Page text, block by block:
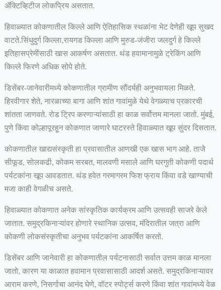
ॲक्टिव्हिटीज लोकप्रिय असतात.
हिवाळ्यात कोकणातील किल्ले आणि ऐतिहासिक स्थळांना भेट देणेही खूप सुखद
वाटते.सिंधुदुर्ग किल्ला,रायगड किल्ला आणि मुरुड-जंजीरा जलदुर्ग हे किल्ले
इतिहासप्रेमींसाठी खास आकर्षण असतात. थंड हवामानामुळे ट्रेकिंग आणि
किल्ले फिरणे अधिक सोपे होते.
डिसेंबर-जानेवारीमध्ये कोकणातील ग्रामीण सौंदर्यही अनुभवायला मिळते.
हिरवीगार शेते, नारळाच्या बागा आणि शांत गावांमुळे येथे वेगळ्याच प्रकारची
शांतता जाणवते. रोड ट्रिप करणाऱ्यांसाठी हा काळ सर्वोत्तम मानला जातो. मुंबई,
पुणे किंवा कोल्हापूरहून कोकणात जाणारे घाटरस्ते हिवाळ्यात खूप सुंदर दिसतात.
कोकणातील खाद्यसंस्कृती हा प्रवासातील आणखी एक खास भाग आहे. ताजे
सीफूड, सोलकढी, कोकम सरबत, मालवणी मसाले आणि घरगुती कोकणी पदार्थ
पर्यटकांना खूप आवडतात. थंड हवेत गरमागरम फिश फ्राय किंवा वडे खाण्याची
मजा काही वेगळीच असते.
हिवाळ्यात कोकणात अनेक सांस्कृतिक कार्यक्रम आणि उत्सवही साजरे केले
जातात. समुद्रकिनाऱ्यांवर होणारे स्थानिक उत्सव, मंदिरातील जत्रा आणि
कोकणी लोकसंस्कृतीचा अनुभव पर्यटकांना आकर्षित करतो.
डिसेंबर आणि जानेवारी हा कोकणातील पर्यटनासाठी सर्वात उत्तम काळ मानला
जातो, कारण या काळात हवामान प्रवासासाठी आदर्श असते. समुद्रकिनाऱ्यावर
आराम करणे, निसर्गाचा आनंद घेणे, वॉटर स्पोर्ट्स करणे किंवा शांत गावांमध्ये वेळ